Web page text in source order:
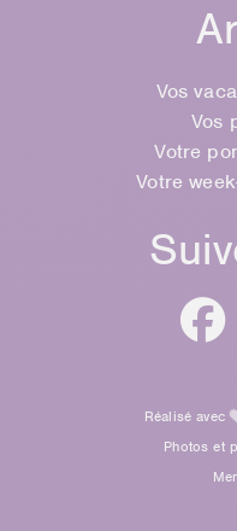
Vos
Vos
Votre
Votre
Réalisé avec
Photos et